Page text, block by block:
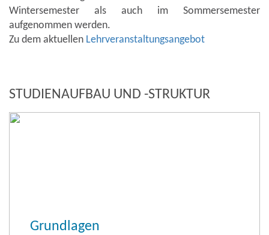
Wintersemester als auch im Sommersemester
aufgenommen werden.
Zu dem aktuellen Lehrveranstaltungsangebot
STUDIENAUFBAU UND -STRUKTUR
Grundlagen